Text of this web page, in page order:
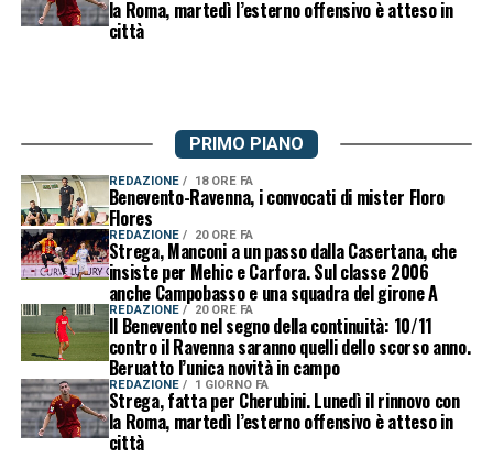
la Roma, martedì l’esterno offensivo è atteso in
città
PRIMO PIANO
REDAZIONE 18 ORE FA
Benevento-Ravenna, i convocati di mister Floro
Flores
REDAZIONE 20 ORE FA
Strega, Manconi a un passo dalla Casertana, che
insiste per Mehic e Carfora. Sul classe 2006
anche Campobasso e una squadra del girone A
REDAZIONE 20 ORE FA
Il Benevento nel segno della continuità: 10/11
contro il Ravenna saranno quelli dello scorso anno.
Beruatto l’unica novità in campo
REDAZIONE 1 GIORNO FA
Strega, fatta per Cherubini. Lunedì il rinnovo con
la Roma, martedì l’esterno offensivo è atteso in
città